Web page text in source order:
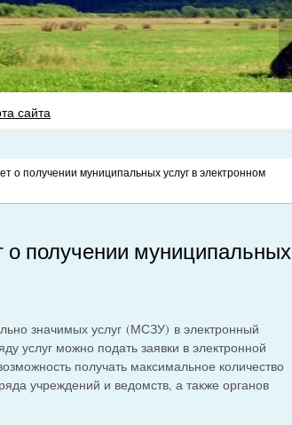
сайта
о получении муниципальных услуг в электронном
получении муниципальных
значимых услуг (МСЗУ) в электронный
услуг можно подать заявки в электронной
получать максимальное количество
учреждений и ведомств, а также органов